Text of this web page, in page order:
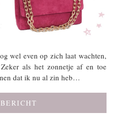
wel even op zich laat wachten,
als het zonnetje af en toe
dat ik nu al zin heb…